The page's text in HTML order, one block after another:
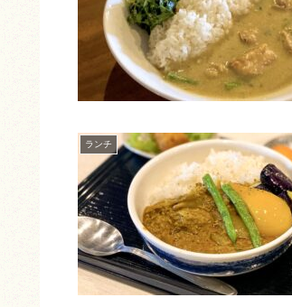
ランチ